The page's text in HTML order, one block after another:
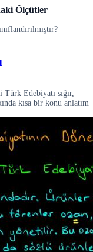
Ölçütler
Edebiyatı sığır,
kısa bir konu anlatım